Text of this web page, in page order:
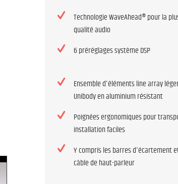
Technologie WaveAhead® pour la
qualité audio
6 préréglages système DSP
Ensemble d'éléments line array
Unibody en aluminium résistant
Poignées ergonomiques pour
installation faciles
Y compris les barres d'écartement
câble de haut-parleur